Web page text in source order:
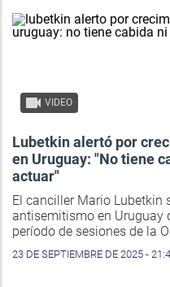
VIDEO
Lubetkin alertó por
en Uruguay: "No tiene
actuar"
El canciller Mario Lubetkin
antisemitismo en Uruguay
período de sesiones de la
23 DE SEPTIEMBRE DE 2025 -